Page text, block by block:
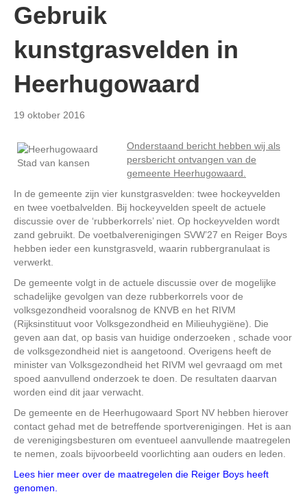
Gebruik
kunstgrasvelden in
Heerhugowaard
19 oktober 2016
Onderstaand bericht hebben wij als
persbericht ontvangen van de
gemeente Heerhugowaard.
In de gemeente zijn vier kunstgrasvelden: twee hockeyvelden
en twee voetbalvelden. Bij hockeyvelden speelt de actuele
discussie over de ‘rubberkorrels’ niet. Op hockeyvelden wordt
zand gebruikt. De voetbalverenigingen SVW’27 en Reiger Boys
hebben ieder een kunstgrasveld, waarin rubbergranulaat is
verwerkt.
De gemeente volgt in de actuele discussie over de mogelijke
schadelijke gevolgen van deze rubberkorrels voor de
volksgezondheid vooralsnog de KNVB en het RIVM
(Rijksinstituut voor Volksgezondheid en Milieuhygiëne). Die
geven aan dat, op basis van huidige onderzoeken , schade voor
de volksgezondheid niet is aangetoond. Overigens heeft de
minister van Volksgezondheid het RIVM wel gevraagd om met
spoed aanvullend onderzoek te doen. De resultaten daarvan
worden eind dit jaar verwacht.
De gemeente en de Heerhugowaard Sport NV hebben hierover
contact gehad met de betreffende sportverenigingen. Het is aan
de verenigingsbesturen om eventueel aanvullende maatregelen
te nemen, zoals bijvoorbeeld voorlichting aan ouders en leden.
Lees hier meer over de maatregelen die Reiger Boys heeft
genomen.